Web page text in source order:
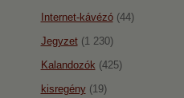
Internet-kávézó(44)
Jegyzet(1 230)
Kalandozók (425)
kisregény(19)